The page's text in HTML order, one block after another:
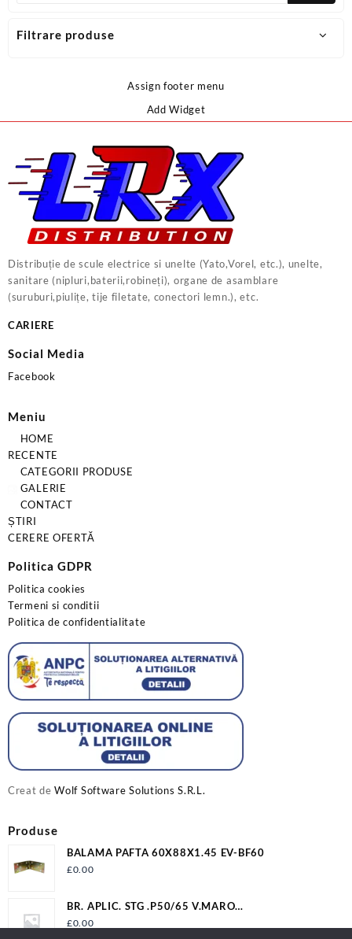
Filtrare produse
Assign footer menu
Add Widget
Distribuție de scule electrice si unelte (Yato,Vorel, etc.), unelte,
sanitare (nipluri,baterii,robineți), organe de asamblare
(suruburi,piulițe, tije filetate, conectori lemn.), etc.
CARIERE
Social Media
Facebook
Meniu
HOME
RECENTE
CATEGORII PRODUSE
GALERIE
CONTACT
ȘTIRI
CERERE OFERTĂ
Politica GDPR
Politica cookies
Termeni si conditii
Politica de confidentialitate
Creat deWolf Software Solutions S.R.L.
Produse
BALAMA PAFTA 60X88X1.45 EV-BF60
£0.00
BR. APLIC. STG .P50/65 V.MARO
12009P506500VM2LV
£0.00